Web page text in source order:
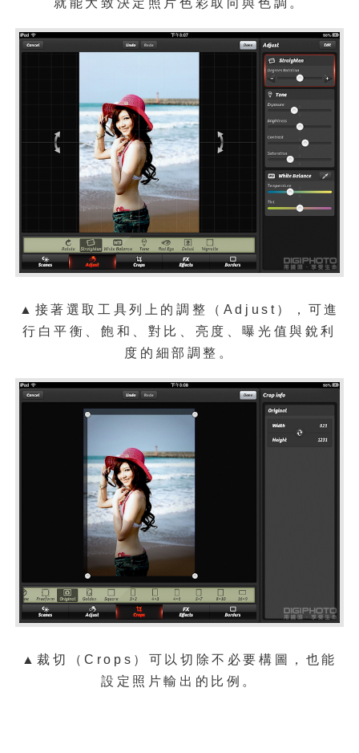
就能大致決定照片色彩取向與色調。
▲接著選取工具列上的調整（Adjust），可進
行白平衡、飽和、對比、亮度、曝光值與銳利
度的細部調整。
▲裁切（Crops）可以切除不必要構圖，也能
設定照片輸出的比例。